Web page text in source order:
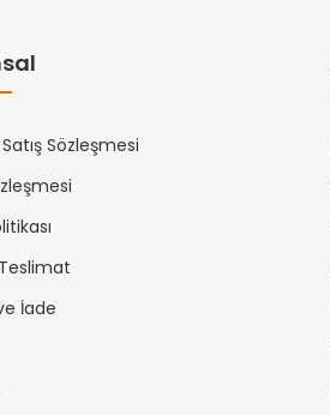
Sözleşmesi
İade